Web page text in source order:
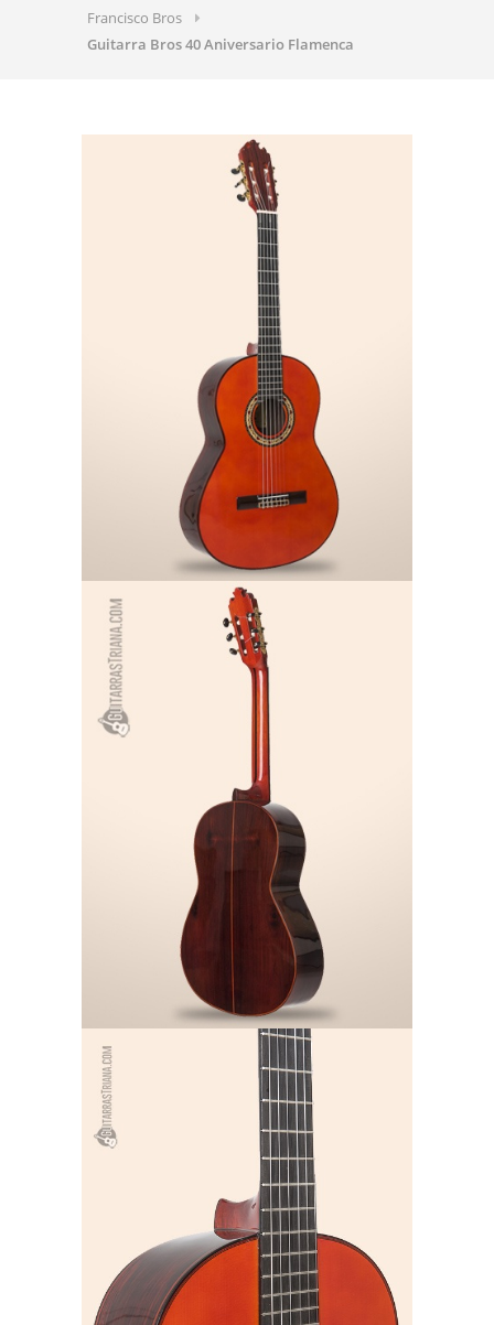
Francisco Bros
Guitarra Bros 40 Aniversario Flamenca